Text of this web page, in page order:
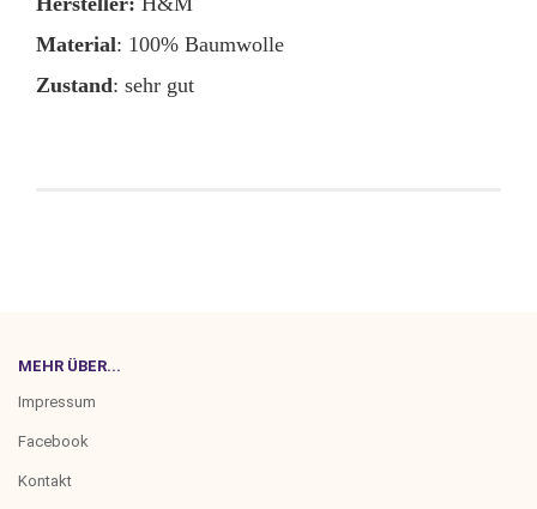
Material: 100% Baumwolle
Zustand: sehr gut
MEHR ÜBER...
Impressum
Facebook
Kontakt